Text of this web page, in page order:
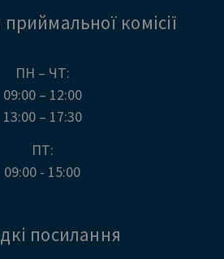
комісії
ПН – ЧТ:
09:00 – 12:00
13:00 – 17:30
ПТ:
09:00 - 15:00
посилання